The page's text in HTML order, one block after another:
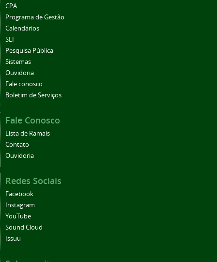
CPA
Programa de Gestão
Calendários
SEI
Pesquisa Pública
Sistemas
Ouvidoria
Fale conosco
Boletim de Serviços
Fale Conosco
Lista de Ramais
Contato
Ouvidoria
Redes Sociais
Facebook
Instagram
YouTube
Sound Cloud
Issuu